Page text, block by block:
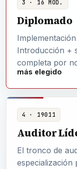
3 · 16 MÓD.
Diplomado
Introducción +
completa por
más elegido
4 · 19011
Auditor
El tronco de
especialización